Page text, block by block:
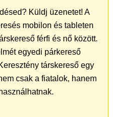
Küldj üzenetet! A
mobilon és tableten
férfi és nő között.
egyedi párkereső
társkereső egy
csak a fiatalok, hanem